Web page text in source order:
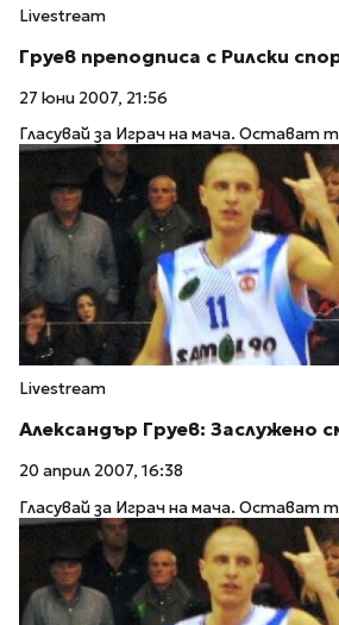
Livestream
Груев преподписа с Рилски
27 юни 2007, 21:56
Гласувай за Играч на мача. Остават
Livestream
Александър Груев: Заслужено
20 април 2007, 16:38
Гласувай за Играч на мача. Остават